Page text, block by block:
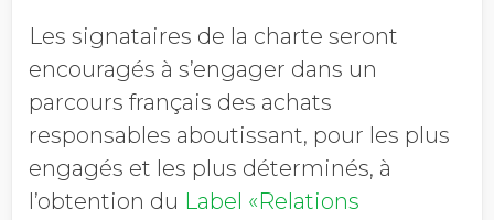
Les signataires de la charte seront
encouragés à s’engager dans un
parcours français des achats
responsables aboutissant, pour les plus
engagés et les plus déterminés, à
l’obtention du Label «Relations